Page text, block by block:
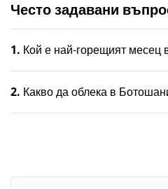
Често задавани
1. Кой е най-горещият месец
2. Какво да облека в